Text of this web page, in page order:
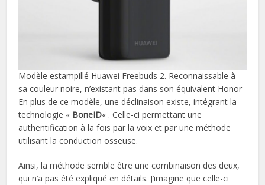
Modèle estampillé Huawei Freebuds 2. Reconnaissable à
sa couleur noire, n’existant pas dans son équivalent Honor
En plus de ce modèle, une déclinaison existe, intégrant la
technologie « BoneID« . Celle-ci permettant une
authentification à la fois par la voix et par une méthode
utilisant la conduction osseuse.
Ainsi, la méthode semble être une combinaison des deux,
qui n’a pas été expliqué en détails. J’imagine que celle-ci